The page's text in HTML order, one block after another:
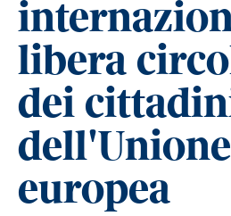
libera
dei
dell'Unione
europea